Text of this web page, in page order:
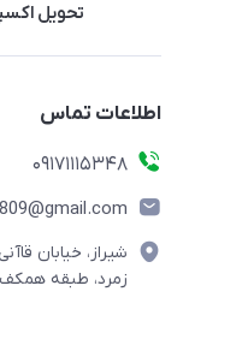
تحویل
اطلاعات تماس
09171115348
شیراز، خیابان
زمرد، طبقه همکف